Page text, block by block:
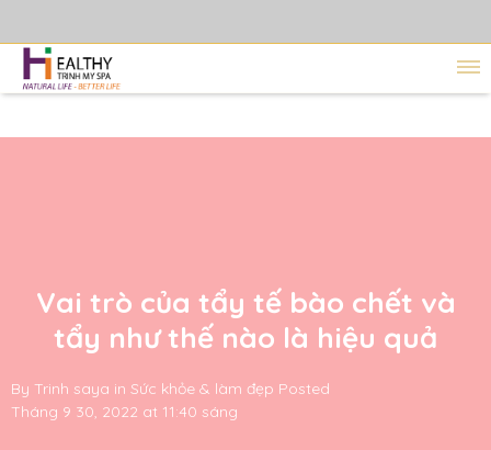
Vai trò của tẩy tế bào chết và
tẩy như thế nào là hiệu quả
By Trinh saya in Sức khỏe & làm đẹp Posted
Tháng 9 30, 2022 at 11:40 sáng